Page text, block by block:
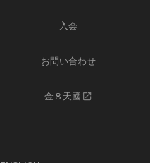
入会
お問い合わせ
金８天國